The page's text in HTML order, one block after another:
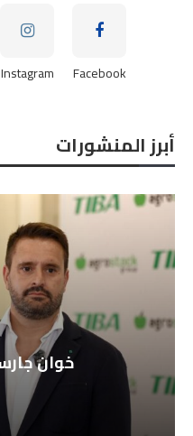
Facebook
Instagram
أبرز المنشورات
خوان